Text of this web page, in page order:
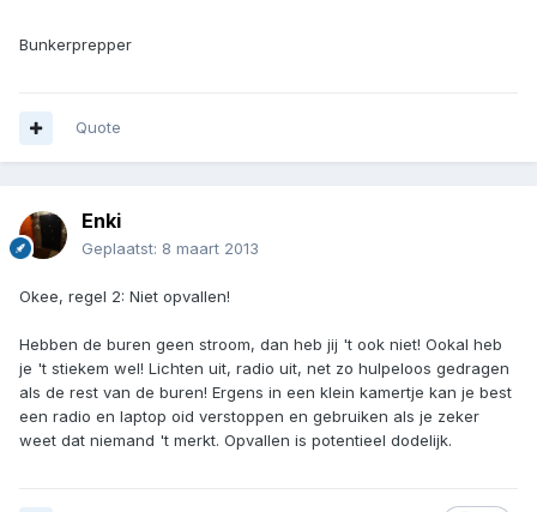
Bunkerprepper
Quote
Enki
Geplaatst: 8 maart 2013
Okee, regel 2: Niet opvallen!
Hebben de buren geen stroom, dan heb jij 't ook niet! Ookal heb
je 't stiekem wel! Lichten uit, radio uit, net zo hulpeloos gedragen
als de rest van de buren! Ergens in een klein kamertje kan je best
een radio en laptop oid verstoppen en gebruiken als je zeker
weet dat niemand 't merkt. Opvallen is potentieel dodelijk.